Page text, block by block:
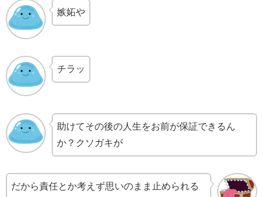
嫉妬や
チラッ
助けてその後の人生をお前が保証できるん
か？クソガキが
だから責任とか考えず思いのまま止められる